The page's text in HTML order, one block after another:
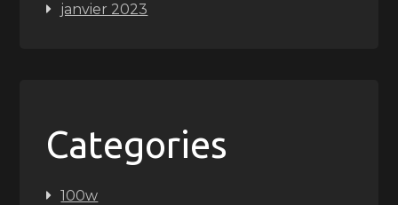
janvier 2023
Categories
100w